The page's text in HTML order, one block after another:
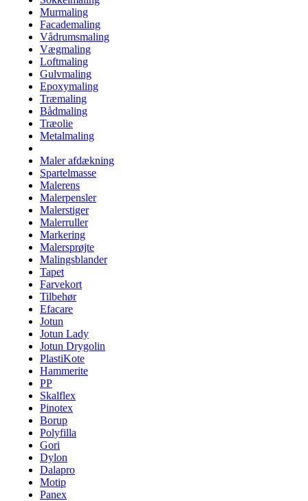
Murmaling
Facademaling
Vådrumsmaling
Vægmaling
Loftmaling
Gulvmaling
Epoxymaling
Træmaling
Bådmaling
Træolie
Metalmaling
Maler afdækning
Spartelmasse
Malerens
Malerpensler
Malerstiger
Malerruller
Markering
Malersprøjte
Malingsblander
Tapet
Farvekort
Tilbehør
Efacare
Jotun
Jotun Lady
Jotun Drygolin
PlastiKote
Hammerite
PP
Skalflex
Pinotex
Borup
Polyfilla
Gori
Dylon
Dalapro
Motip
Panex